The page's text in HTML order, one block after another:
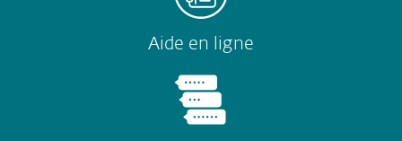
Aide en ligne